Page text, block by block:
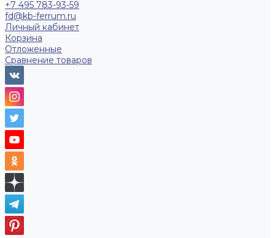
+7 495 783-93-59
fd@kb-ferrum.ru
Личный кабинет
Корзина
Отложенные
Сравнение товаров